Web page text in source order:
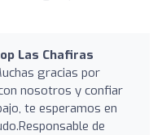
Las Chafiras
gracias por
nosotros y confiar
te esperamos en
de